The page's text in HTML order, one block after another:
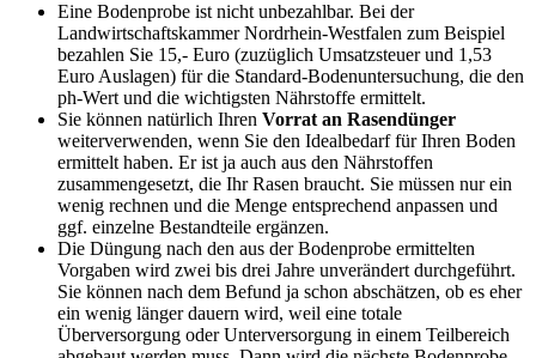
Eine Bodenprobe ist nicht unbezahlbar. Bei der
Landwirtschaftskammer Nordrhein-Westfalen zum Beispiel
bezahlen Sie 15,- Euro (zuzüglich Umsatzsteuer und 1,53
Euro Auslagen) für die Standard-Bodenuntersuchung, die den
ph-Wert und die wichtigsten Nährstoffe ermittelt.
Sie können natürlich Ihren Vorrat an Rasendünger
weiterverwenden, wenn Sie den Idealbedarf für Ihren Boden
ermittelt haben. Er ist ja auch aus den Nährstoffen
zusammengesetzt, die Ihr Rasen braucht. Sie müssen nur ein
wenig rechnen und die Menge entsprechend anpassen und
ggf. einzelne Bestandteile ergänzen.
Die Düngung nach den aus der Bodenprobe ermittelten
Vorgaben wird zwei bis drei Jahre unverändert durchgeführt.
Sie können nach dem Befund ja schon abschätzen, ob es eher
ein wenig länger dauern wird, weil eine totale
Überversorgung oder Unterversorgung in einem Teilbereich